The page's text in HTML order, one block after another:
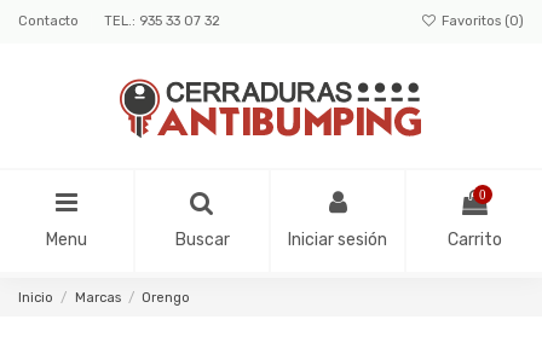
Contacto TEL.: 935 33 07 32 Favoritos (0)
Menu Buscar Iniciar sesión
0
Carrito
Inicio Marcas Orengo